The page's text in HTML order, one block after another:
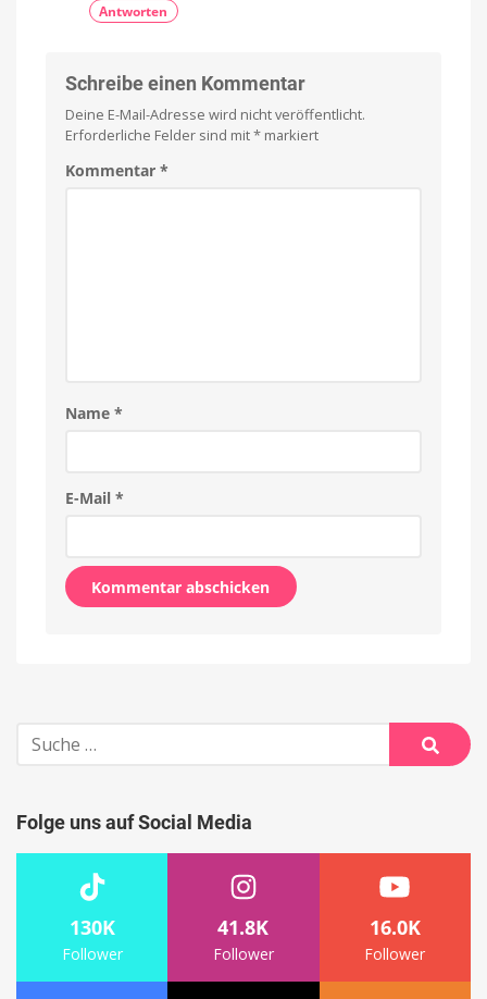
Antworten
Schreibe einen Kommentar
Deine E-Mail-Adresse wird nicht veröffentlicht.
Erforderliche Felder sind mit* markiert
Kommentar *
Name *
E-Mail *
Suche
nach:
Suche
Folge uns auf Social Media
130K
Follower
41.8K
Follower
16.0K
Follower